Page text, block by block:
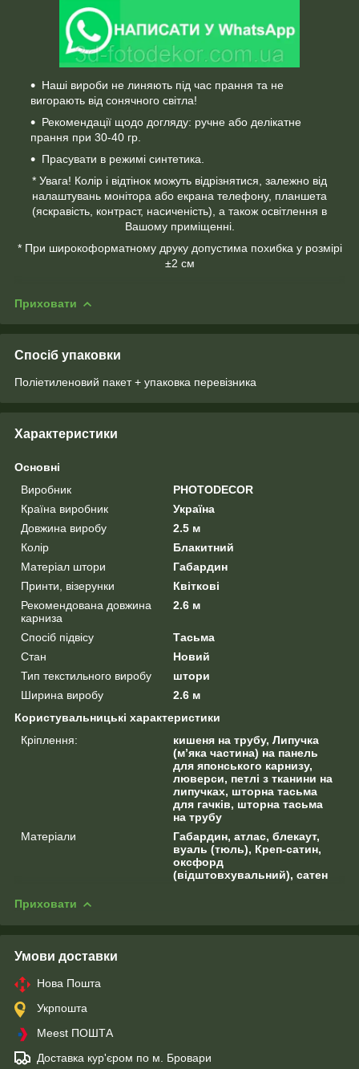
Наші вироби не линяють під час прання та не
вигорають від сонячного світла!
Рекомендації щодо догляду: ручне або делікатне
прання при 30-40 гр.
Прасувати в режимі синтетика.
* Увага! Колір і відтінок можуть відрізнятися, залежно від
налаштувань монітора або екрана телефону, планшета
(яскравість, контраст, насиченість), а також освітлення в
Вашому приміщенні.
* При широкоформатному друку допустима похибка у розмірі
±2 см
Приховати
Спосіб упаковки
Поліетиленовий пакет + упаковка перевізника
Характеристики
Основні
Виробник
PHOTODECOR
Країна виробник
Україна
Довжина виробу
2.5 м
Колір
Блакитний
Матеріал штори
Габардин
Принти, візерунки
Квіткові
Рекомендована довжина
карниза
2.6 м
Спосіб підвісу
Тасьма
Стан
Новий
Тип текстильного виробу
штори
Ширина виробу
2.6 м
Користувальницькі характеристики
Кріплення:
кишеня на трубу, Липучка
(м’яка частина) на панель
для японського карнизу,
люверси, петлі з тканини на
липучках, шторна тасьма
для гачків, шторна тасьма
на трубу
Матеріали
Габардин, атлас, блекаут,
вуаль (тюль), Креп-сатин,
оксфорд
(відштовхувальний), сатен
Приховати
Умови доставки
Нова Пошта
Укрпошта
Meest ПОШТА
Доставка кур'єром по м. Бровари